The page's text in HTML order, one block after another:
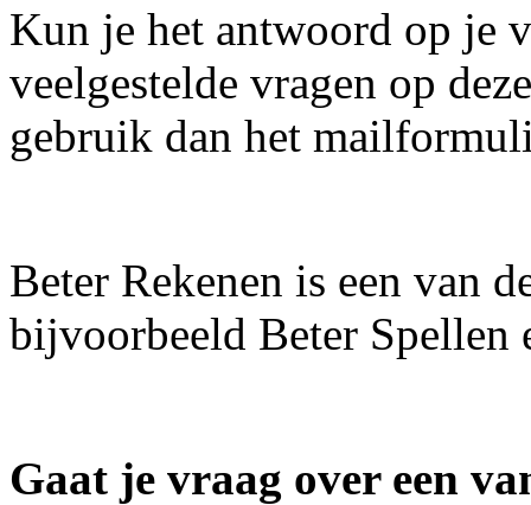
Kun je het antwoord op je
veelgestelde vragen op
gebruik dan het
Beter Rekenen is een van
bijvoorbeeld Beter Spellen
Gaat je vraag over een